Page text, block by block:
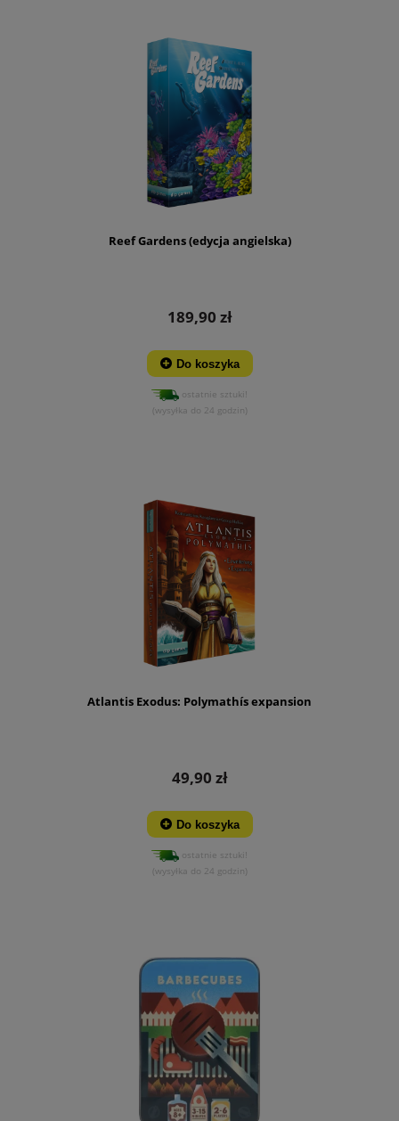
Reef Gardens (edycja angielska)
189,90 zł
Do koszyka
ostatnie sztuki!
(wysyłka do 24 godzin)
Atlantis Exodus: Polymathís expansion
49,90 zł
Do koszyka
ostatnie sztuki!
(wysyłka do 24 godzin)